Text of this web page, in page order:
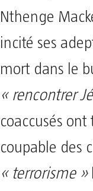
Nthenge
incité ses
mort dans le
« rencontrer
coaccusés
coupable des
« terrorisme »